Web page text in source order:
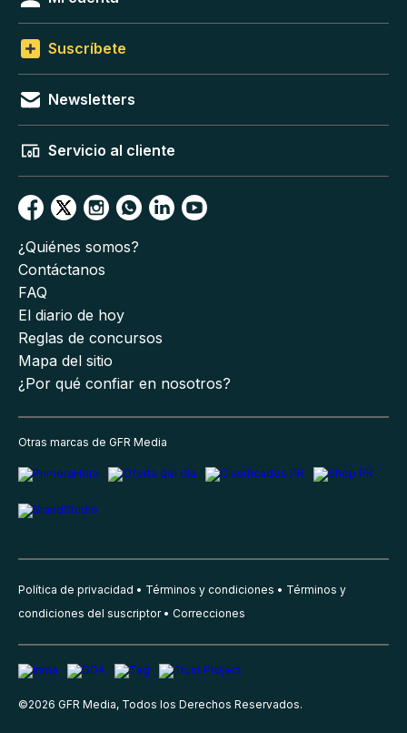
Suscríbete
Newsletters
Servicio al cliente
¿Quiénes somos?
Contáctanos
FAQ
El diario de hoy
Reglas de concursos
Mapa del sitio
¿Por qué confiar en nosotros?
Otras marcas de GFR Media
Política de privacidad Términos y condiciones
Términos y
condiciones del suscriptor
Correcciones
©2026 GFR Media, Todos los Derechos Reservados.